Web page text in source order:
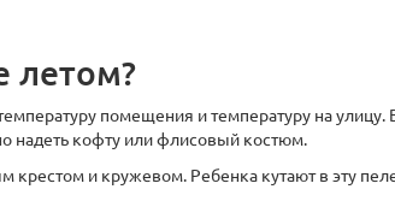
летом?
помещения и температуру на улицу.
надеть кофту или флисовый костюм.
и кружевом. Ребенка кутают в эту